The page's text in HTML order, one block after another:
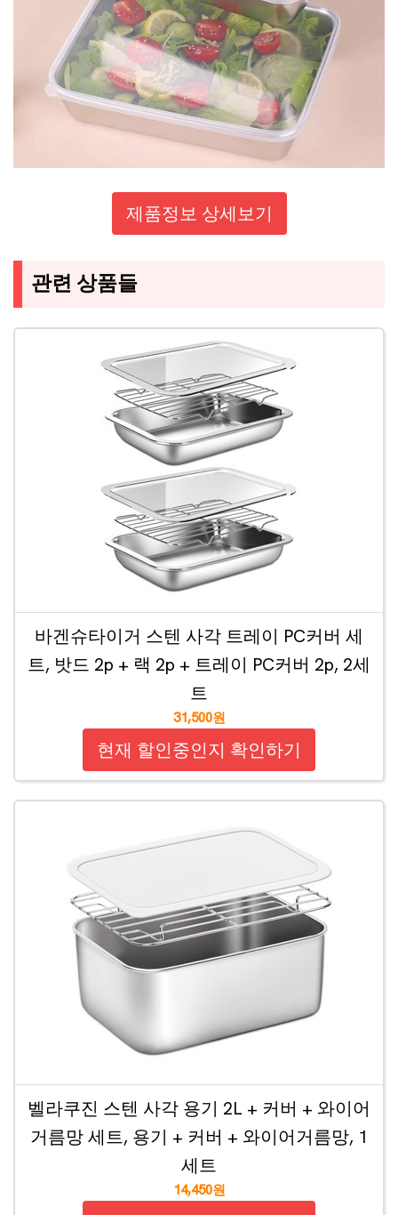
제품정보 상세보기
관련 상품들
바겐슈타이거 스텐 사각 트레이 PC커버 세
트, 밧드 2p + 랙 2p + 트레이 PC커버 2p, 2세
트
31,500원
현재 할인중인지 확인하기
벨라쿠진 스텐 사각 용기 2L + 커버 + 와이어
거름망 세트, 용기 + 커버 + 와이어거름망, 1
세트
14,450원